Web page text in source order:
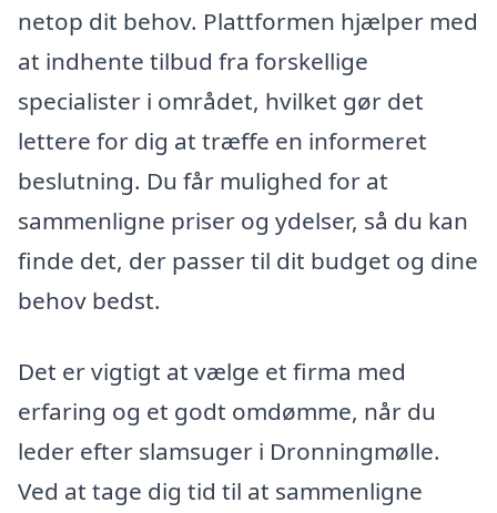
netop dit behov. Plattformen hjælper med
at indhente tilbud fra forskellige
specialister i området, hvilket gør det
lettere for dig at træffe en informeret
beslutning. Du får mulighed for at
sammenligne priser og ydelser, så du kan
finde det, der passer til dit budget og dine
behov bedst.
Det er vigtigt at vælge et firma med
erfaring og et godt omdømme, når du
leder efter slamsuger i Dronningmølle.
Ved at tage dig tid til at sammenligne